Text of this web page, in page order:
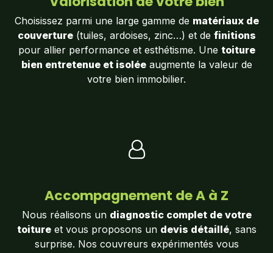
Choisissez parmi une large gamme de matériaux de
couverture(tuiles, ardoises, zinc…) et de finitions
pour allier performance et esthétisme. Une toiture
bien entretenue et isoléeaugmente la valeur de
votre bien immobilier.
Accompagnement de A à Z
Nous réalisons un diagnostic complet de votre
toitureet vous proposons un devis détaillé, sans
surprise. Nos couvreurs expérimentés vous